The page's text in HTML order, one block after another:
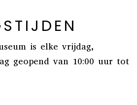
is elke vrijdag,
geopend van 10:00 uur tot